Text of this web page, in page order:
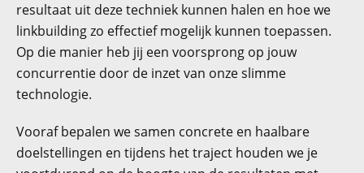
resultaat uit deze techniek kunnen halen en hoe we
linkbuilding zo effectief mogelijk kunnen toepassen.
Op die manier heb jij een voorsprong op jouw
concurrentie door de inzet van onze slimme
technologie.
Vooraf bepalen we samen concrete en haalbare
doelstellingen en tijdens het traject houden we je